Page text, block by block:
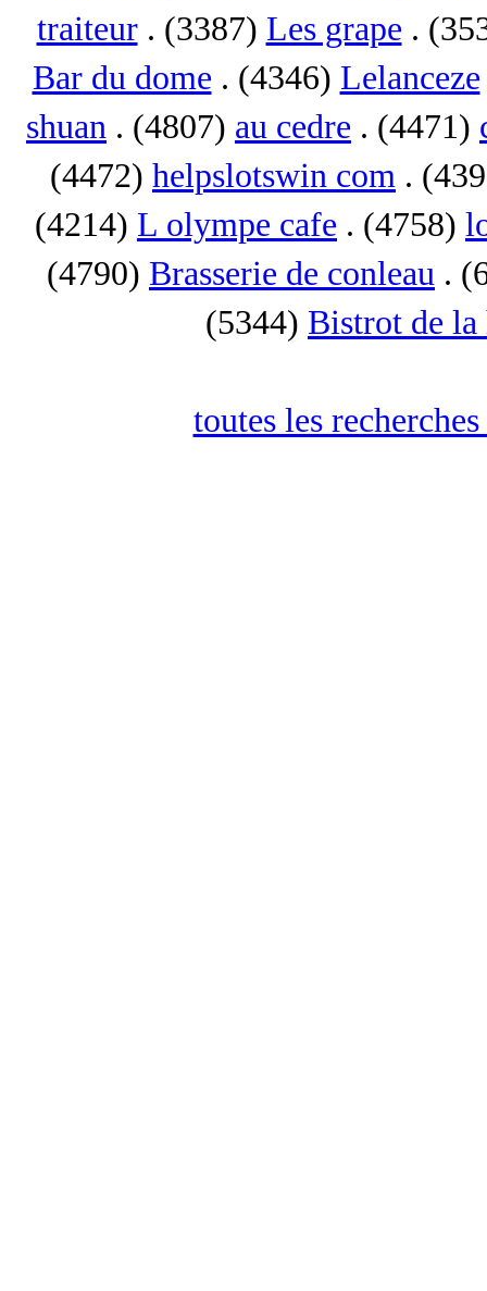
traiteur. (3387) Les grape .
Bar du dome . (4346) Lelanceze
shuan . (4807) au cedre . (4471)
(4472) helpslotswin com .
(4214) L olympe cafe . (4758)
(4790) Brasserie de conleau .
(5344) Bistrot de la
toutes les